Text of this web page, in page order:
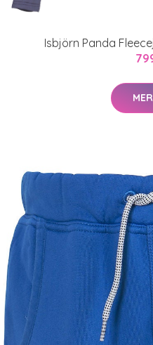
Isbjörn Panda